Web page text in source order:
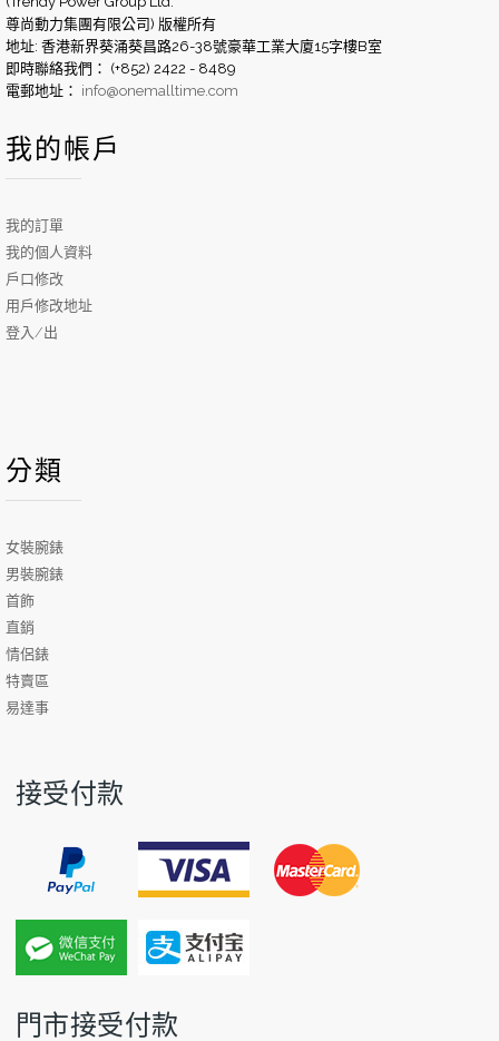
尊尚動力集團有限公司) 版權所有
地址: 香港新界葵涌葵昌路26-38號豪華工業大廈15字樓B室
即時聯絡我們： (+852) 2422 - 8489
電郵地址： info@onemalltime.com
我的帳戶
我的訂單
我的個人資料
戶口修改
用戶修改地址
登入/出
分類
女裝腕錶
男裝腕錶
首飾
直銷
情侶錶
特賣區
易達事
接受付款
門市接受付款